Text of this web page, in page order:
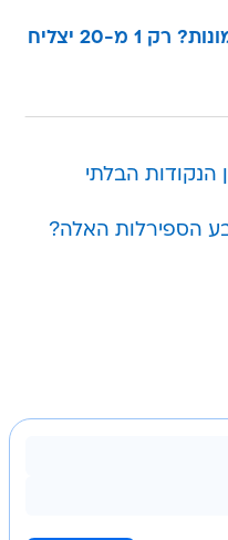
אלה ציורים או תמונות? רק 1 מ-20 יצליח
הבלתי
הספירלות האלה?